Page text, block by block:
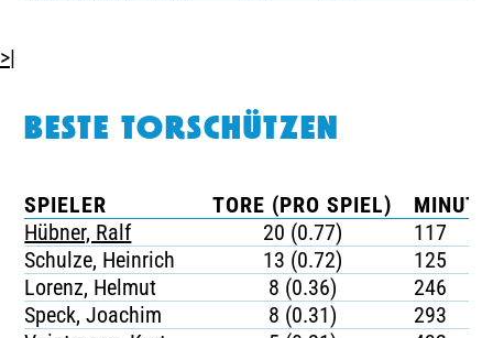
>|
BESTE TORSCHÜTZEN
SPIELER TORE (PRO SPIEL)
Hübner, Ralf
20 (0.77)
117
Schulze, Heinrich
13 (0.72)
125
Lorenz, Helmut
8 (0.36)
246
Speck, Joachim
8 (0.31)
293